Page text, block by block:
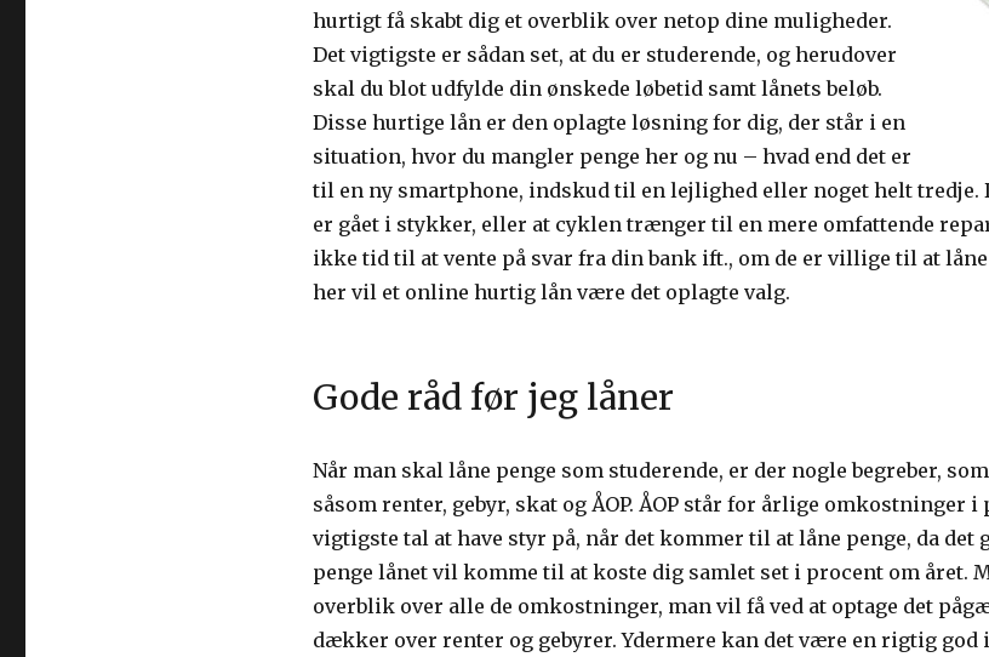
hurtigt få skabt dig et overblik over netop dine muligheder.
Det vigtigste er sådan set, at du er studerende, og herudover
skal du blot udfylde din ønskede løbetid samt lånets beløb.
Disse hurtige lån er den oplagte løsning for dig, der står i en
situation, hvor du mangler penge her og nu – hvad end det er
til en ny smartphone, indskud til en lejlighed eller noget helt tredje.
er gået i stykker, eller at cyklen trænger til en mere omfattende
ikke tid til at vente på svar fra din bank ift., om de er villige til at
her vil et online hurtig lån være det oplagte valg.
Gode råd før jeg låner
Når man skal låne penge som studerende, er der nogle begreber,
såsom renter, gebyr, skat og ÅOP. ÅOP står for årlige omkostninger
vigtigste tal at have styr på, når det kommer til at låne penge, da det
penge lånet vil komme til at koste dig samlet set i procent om året.
overblik over alle de omkostninger, man vil få ved at optage det
dækker over renter og gebyrer. Ydermere kan det være en rigtig god